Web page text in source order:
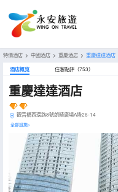
特價酒店 > 中國酒店 > 重慶酒店 > 重慶達達酒店
酒店概览 住客點評（753）
重慶達達酒店
觀音橋西環路8號朗晴廣場A塔26-14
全部設施>